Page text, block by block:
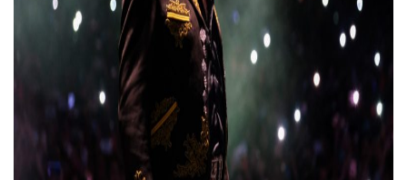
Detienen A Cuatro Hombres Armados En Bucerías;
Yussara Canales Pide Transparencia Sobre Nuevo
Adultos Mayores De Ixtapa Tendrán Una “Casa De Día”
Mujeres Recorren Calles De Ixtapa Para Identificar
Bruno Blancas Convoca A Mesa De Análisis Para La
CUCosta E IMSS Nayarit Avanzan En Acuerdos Para
Videos De Presunto Convoy Armado Desatan Operativo
Playa Las Cocinas: Retiran Concesión Y Anuncian Plan De
Dr. Álvarez Zayas Dirige Plan De Salud Animal Y